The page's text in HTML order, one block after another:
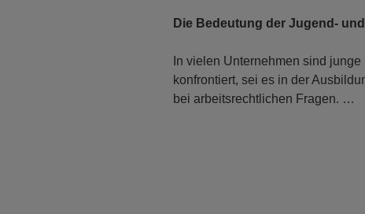
Die Bedeutung der Jugend-
In vielen Unternehmen sind
konfrontiert, sei es in der
bei arbeitsrechtlichen Fragen. …